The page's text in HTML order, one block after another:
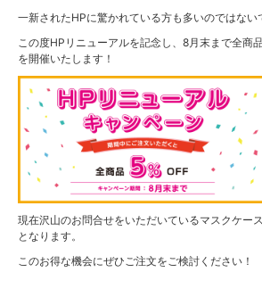
一新されたHPに驚かれている方も多いのではない
この度HPリニューアルを記念し、8月末まで全商
を開催いたします！
現在沢山のお問合せをいただいているマスクケー
となります。
このお得な機会にぜひご注文をご検討ください！